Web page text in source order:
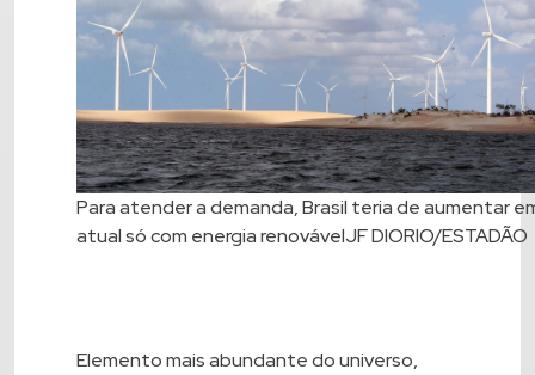
Para atender a demanda, Brasil teria de aumentar
atual só com energia renovávelJF DIORIO/ESTADÃO
Elemento mais abundante do universo,